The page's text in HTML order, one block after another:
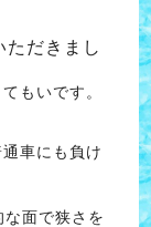
ただきまし
もいです。
車にも負け
面で狭さを